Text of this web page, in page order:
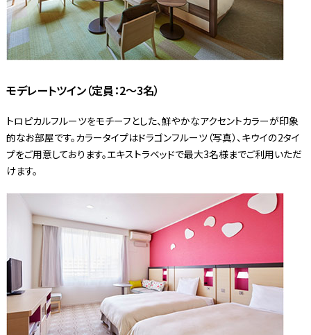
モデレートツイン（定員：2～3名）
トロピカルフルーツをモチーフとした、鮮やかなアクセントカラーが印象
的なお部屋です。カラータイプはドラゴンフルーツ（写真）、キウイの2タイ
プをご用意しております。エキストラベッドで最大3名様までご利用いただ
けます。